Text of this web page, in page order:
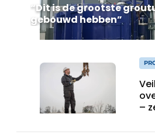
“Dit is de grootste
gebouwd hebben”
–